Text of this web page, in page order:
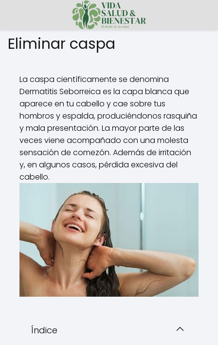
Eliminar caspa
La caspa científicamente se denomina
Dermatitis Seborreica es la capa blanca que
aparece en tu cabello y cae sobre tus
hombros y espalda, produciéndonos rasquiña
y mala presentación. La mayor parte de las
veces viene acompañado con una molesta
sensación de comezón. Además de irritación
y, en algunos casos, pérdida excesiva del
cabello.
Índice